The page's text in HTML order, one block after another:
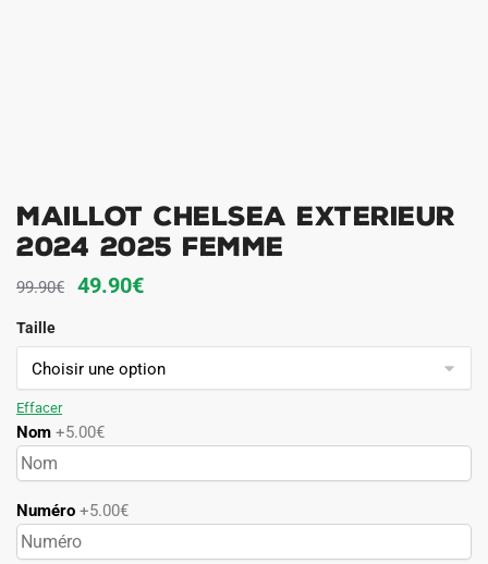
Maillot Chelsea Exterieur
2024 2025 Femme
99.90€
Le
initial
était :
49.90€Le
actuel
est :
Taille
Effacer
Nom +5.00€
Numéro +5.00€